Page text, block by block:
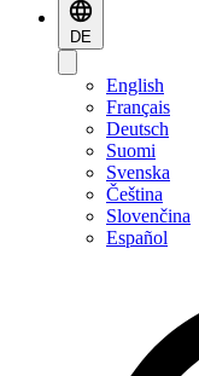
DE
English
Français
Deutsch
Suomi
Svenska
Čeština
Slovenčina
Español